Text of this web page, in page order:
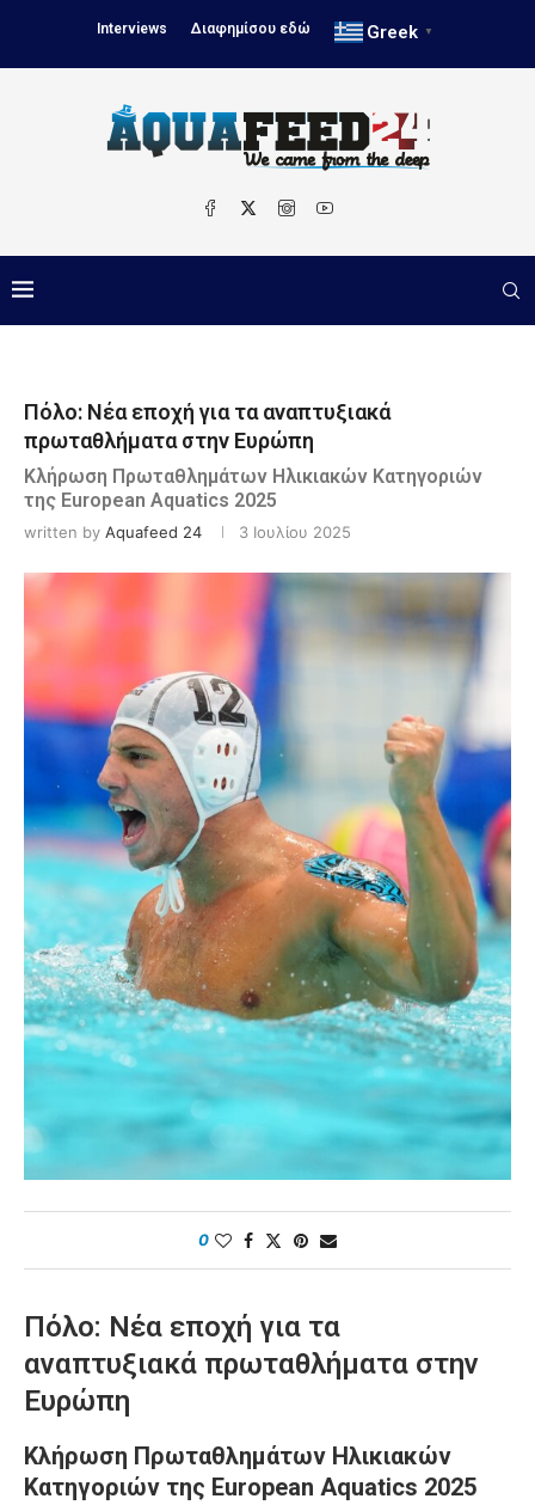
Interviews Διαφημίσου εδώ Greek ▼
Πόλο: Νέα εποχή για τα αναπτυξιακά
πρωταθλήματα στην Ευρώπη
Κλήρωση Πρωταθλημάτων Ηλικιακών Κατηγοριών
της European Aquatics 2025
written by Aquafeed 24 3 Ιουλίου 2025
0
Πόλο: Νέα εποχή για τα
αναπτυξιακά πρωταθλήματα στην
Ευρώπη
Κλήρωση Πρωταθλημάτων Ηλικιακών
Κατηγοριών της European Aquatics 2025